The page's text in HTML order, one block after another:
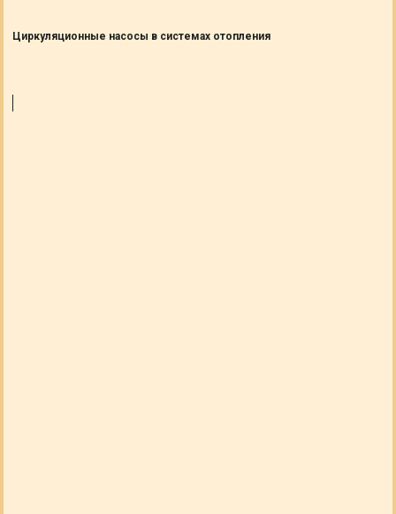
Циркуляционные насосы в системах отопления